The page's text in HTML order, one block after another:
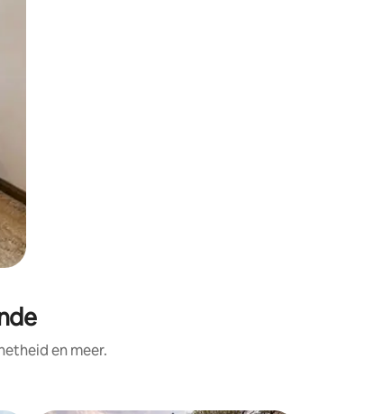
en meer.